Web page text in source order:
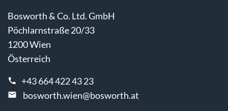
Bosworth & Co. Ltd. GmbH
Pöchlarnstraße 20/33
1200 Wien
Österreich
+43 664 422 43 23
bosworth.wien@bosworth.at